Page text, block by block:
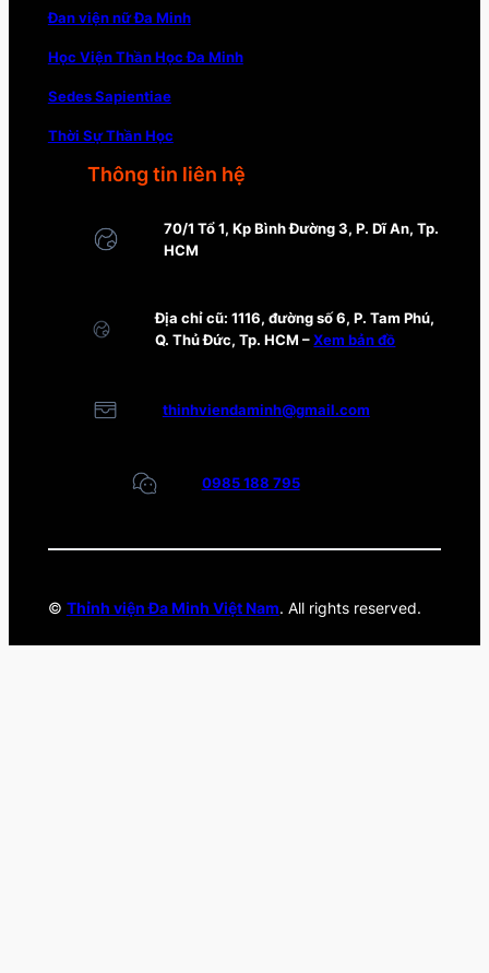
Đan viện nữ Đa Minh
Học Viện Thần Học Đa Minh
Sedes Sapientiae
Thời Sự Thần Học
Thông tin liên hệ
70/1 Tổ 1, Kp Bình Đường 3, P. Dĩ An, Tp.
HCM
Địa chỉ cũ: 1116, đường số 6, P. Tam Phú,
Q. Thủ Đức, Tp. HCM –Xem bản đồ
thinhviendaminh@gmail.com
0985 188 795
© Thỉnh viện Đa Minh Việt Nam. All rights reserved.